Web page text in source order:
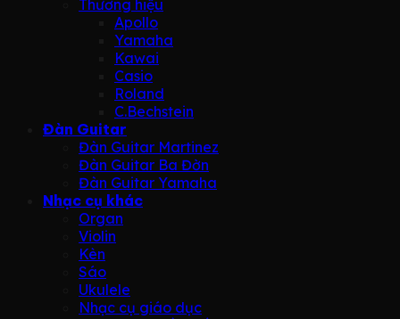
Thương hiệu
Apollo
Yamaha
Kawai
Casio
Roland
C.Bechstein
Đàn Guitar
Đàn Guitar Martinez
Đàn Guitar Ba Đờn
Đàn Guitar Yamaha
Nhạc cụ khác
Organ
Violin
Kèn
Sáo
Ukulele
Nhạc cụ giáo dục